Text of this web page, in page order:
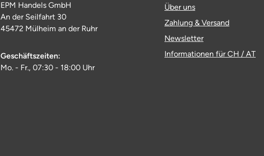
EPM Handels GmbH
An der Seilfahrt 30
45472 Mülheim an der Ruhr
Geschäftszeiten:
Mo. - Fr., 07:30 - 18:00 Uhr
Über uns
Zahlung & Versand
Newsletter
Informationen für CH / AT